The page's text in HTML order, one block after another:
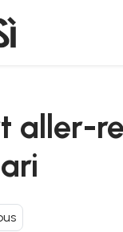
bus de l'aéroport de
aller-